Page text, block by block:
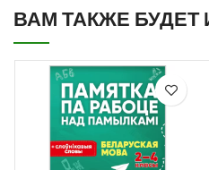
ВАМ ТАКЖЕ